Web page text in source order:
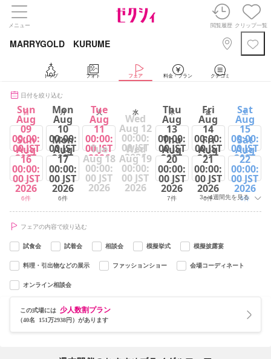
メニュー 閲覧履歴 クリップ一覧
MARRYGOLD KURUME
トップ フォト フェア 料金・プラン クチコミ
日付を絞り込む
日 月 火 水 木 金 土
Sun
Aug
09
00:00:
00 JST
2026
6件
Mon
Aug
10
00:00:
00 JST
2026
6件
Tue
Aug
11
00:00:
00 JST
2026
5件
Wed
Aug 12
00:00:
00 JST
2026
Thu
Aug
13
00:00:
00 JST
2026
7件
Fri
Aug
14
00:00:
00 JST
2026
6件
Sat
Aug
15
00:00:
00 JST
2026
6件
Sun
Aug
16
00:00:
00 JST
2026
6件
Mon
Aug
17
00:00:
00 JST
2026
6件
Tue
Aug 18
00:00:
00 JST
2026
Wed
Aug 19
00:00:
00 JST
2026
Thu
Aug
20
00:00:
00 JST
2026
7件
Fri
Aug
21
00:00:
00 JST
2026
6件
Sat
Aug
22
00:00:
00 JST
2026
6件
3～4週間先を見る
フェアの内容で絞り込む
試食会 試着会 相談会 模擬挙式 模擬披露宴
料理・引出物などの展示 ファッションショー 会場コーディネート
オンライン相談会
この式場には 少人数割プラン
（40名 151万2938円）があります